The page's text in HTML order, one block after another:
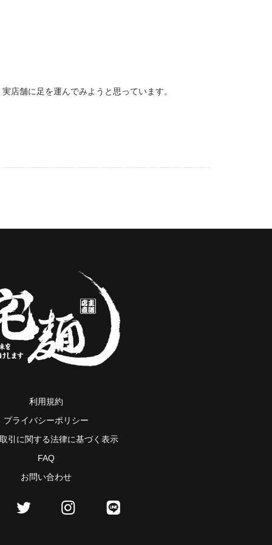
店舗に足を運んでみようと思っています。
利用規約
プライバシーポリシー
引に関する法律に基づく表示
FAQ
お問い合わせ